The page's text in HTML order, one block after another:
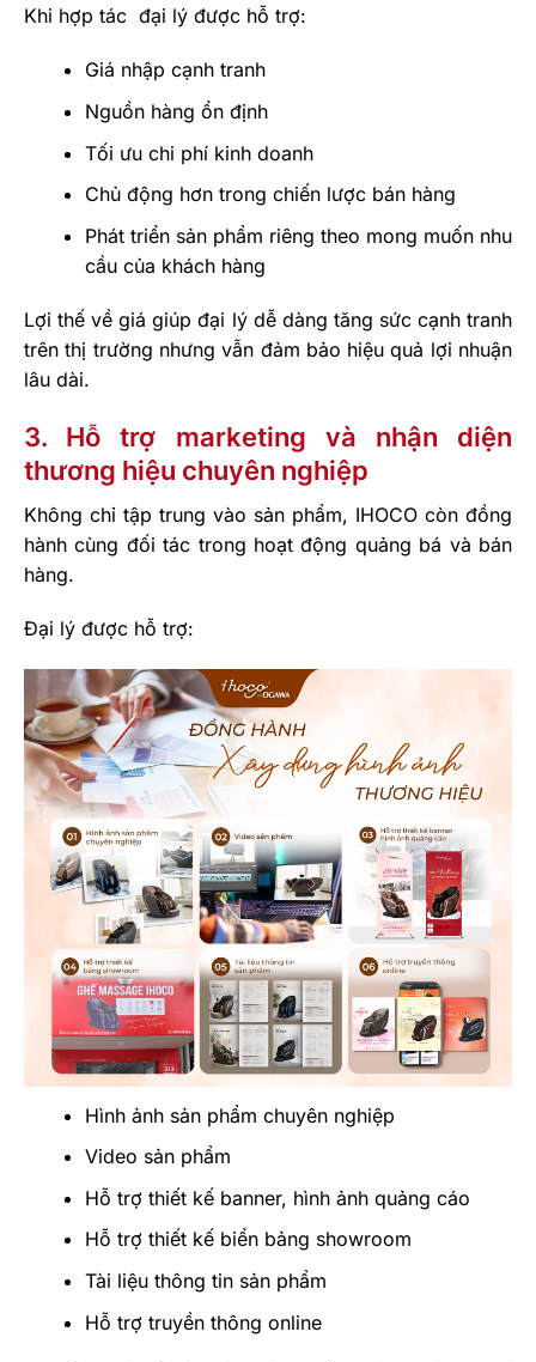
Khi hợp tác đại lý được hỗ trợ:
Giá nhập cạnh tranh
Nguồn hàng ổn định
Tối ưu chi phí kinh doanh
Chủ động hơn trong chiến lược bán hàng
Phát triển sản phẩm riêng theo mong muốn nhu
cầu của khách hàng
Lợi thế về giá giúp đại lý dễ dàng tăng sức cạnh tranh
trên thị trường nhưng vẫn đảm bảo hiệu quả lợi nhuận
lâu dài.
3. Hỗ trợ marketing và nhận diện
thương hiệu chuyên nghiệp
Không chỉ tập trung vào sản phẩm, IHOCO còn đồng
hành cùng đối tác trong hoạt động quảng bá và bán
hàng.
Đại lý được hỗ trợ:
Hình ảnh sản phẩm chuyên nghiệp
Video sản phẩm
Hỗ trợ thiết kế banner, hình ảnh quảng cáo
Hỗ trợ thiết kế biển bảng showroom
Tài liệu thông tin sản phẩm
Hỗ trợ truyền thông online